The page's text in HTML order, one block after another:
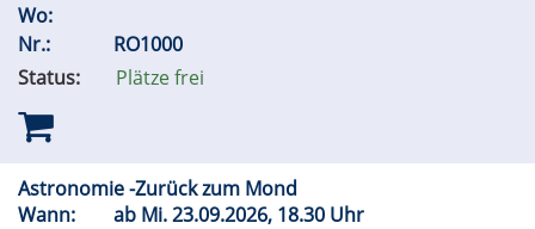
Wo:
Nr.:
RO1000
Status:
Plätze frei
Astronomie -Zurück zum Mond
Wann:
ab Mi.23.09.2026, 18.30 Uhr